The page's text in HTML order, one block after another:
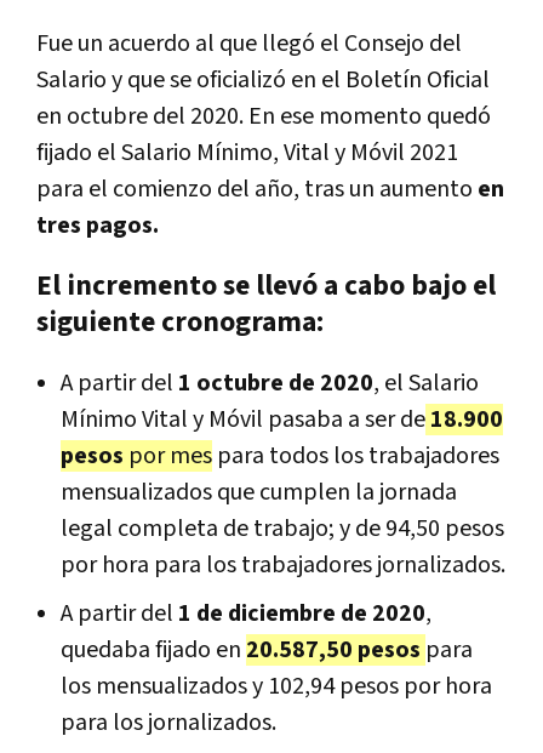
Fue un acuerdo al que llegó el Consejo del
Salario y que se oficializó en el Boletín Oficial
en octubre del 2020. En ese momento quedó
fijado el Salario Mínimo, Vital y Móvil 2021
para el comienzo del año, tras un aumento en
tres pagos.
El incremento se llevó a cabo bajo el
siguiente cronograma:
A partir del 1 octubre de 2020, el Salario
Mínimo Vital y Móvil pasaba a ser de18.900
pesos por mes para todos los trabajadores
mensualizados que cumplen la jornada
legal completa de trabajo; y de 94,50 pesos
por hora para los trabajadores jornalizados.
A partir del 1 de diciembre de 2020,
quedaba fijado en 20.587,50 pesos para
los mensualizados y 102,94 pesos por hora
para los jornalizados.